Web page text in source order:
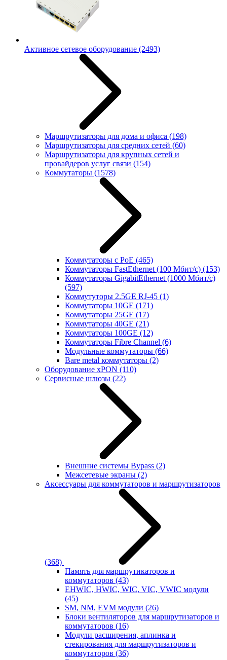
Активное сетевое оборудование (2493)
Маршрутизаторы для дома и офиса (198)
Маршрутизаторы для средних сетей (60)
Маршрутизаторы для крупных сетей и
провайдеров услуг связи (154)
Коммутаторы (1578)
Коммутаторы с PoE (465)
Коммутаторы FastEthernet (100 Мбит/с) (153)
Коммутаторы GigabitEthernet (1000 Мбит/с)
(597)
Коммутуторы 2.5GE RJ-45 (1)
Коммутаторы 10GE (171)
Коммутаторы 25GE (17)
Коммутаторы 40GE (21)
Коммутаторы 100GE (12)
Коммутаторы Fibre Channel (6)
Модульные коммутаторы (66)
Bare metal коммутаторы (2)
Оборудование xPON (110)
Сервисные шлюзы (22)
Внешние системы Bypass (2)
Межсетевые экраны (2)
Аксессуары для коммутаторов и маршрутизаторов
(368)
Память для маршрутикаторов и
коммутаторов (43)
EHWIC, HWIC, WIC, VIC, VWIC модули
(45)
SM, NM, EVM модули (26)
Блоки вентиляторов для маршрутизаторов и
коммутаторов (16)
Модули расширения, аплинка и
стекирования для маршрутизаторов и
коммутаторов (36)